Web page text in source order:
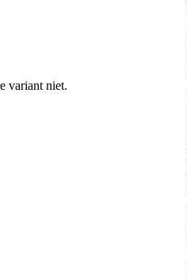
variant niet.